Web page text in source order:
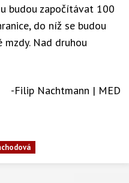
budou započítávat 100
do níž se budou
Nad druhou
-Filip Nachtmann | MED